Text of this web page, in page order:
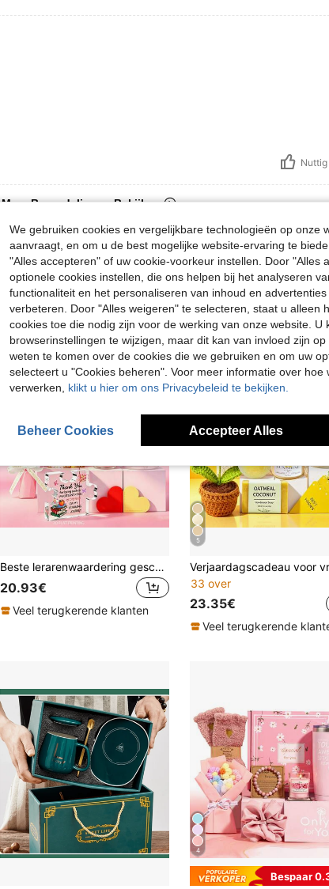
Nuttig
Meer Beoordelingen Bekijken
Beste lerarenwaardering geschenken, oprechte bedankjes leraren geschenkset met kleurrijke inspirerende citaten, lerarenwaardering geschenken voor Thanksgiving, schoolopening & afstudeerfeestbedankjes, pensioenherinnering bureaussieraden voor vrouwelijke opvoeders
20.93€
Veel terugkerende klanten
5
33 over
23.35€
Veel terugkerende
4
Bespaar
We gebruiken cookies en vergelijkbare technologieën op onze
aanvraagt, en om u de best mogelijke website-ervaring te
"Alles accepteren" of uw cookie-voorkeur instellen. Door "Alles
optionele cookies instellen, die ons helpen bij het analyseren
functionaliteit en het personaliseren van inhoud en
verbeteren. Door "Alles weigeren" te selecteren, staat u alleen
cookies toe die nodig zijn voor de werking van onze website. U
browserinstellingen te wijzigen, maar dit kan van invloed zijn
weten te komen over de cookies die we gebruiken en om uw
selecteert u "Cookies beheren". Voor meer informatie over
verwerken, klikt u hier om ons Privacybeleid te bekijken.
Beheer Cookies Accepteer Alles